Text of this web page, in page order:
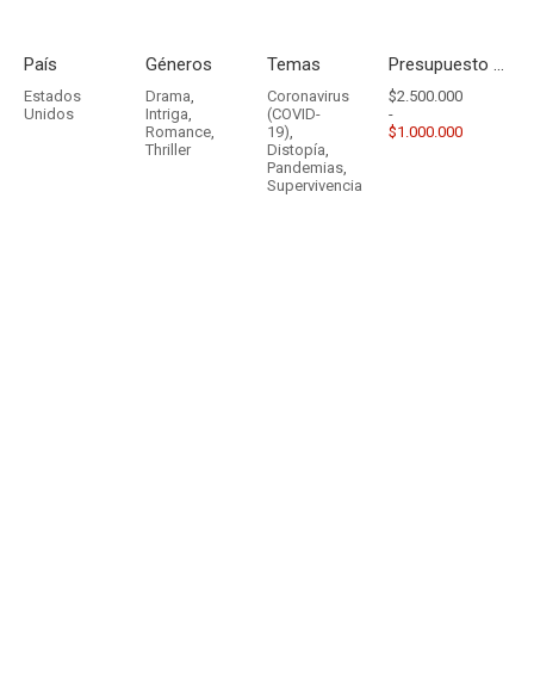
País
Estados
Unidos
Géneros
Drama,
Intriga,
Romance,
Thriller
Temas
Coronavirus
(COVID-
19),
Distopía,
Pandemias,
Supervivencia
Presupuesto - Ingresos
$2.500.000
-
$1.000.000